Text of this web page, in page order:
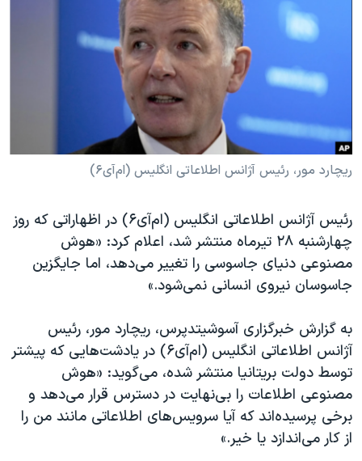
فرهنگ و زندگی
حقوق شهروندی
اقتصادی
اسرائیل در جنگ
مستندها
انتخابات ریاست جمهوری آمریکا ۲۰۲۴
حمله جمهوری اسلامی به اسرائیل
ورزش زنان در ایران
تریبونال مردمی آبان ۹۸
دادگاه حمید نوری
چهل سال گروگان‌گیری
اعتراضات مردمی آبان ۹۸
اسرائیل در جنگ
نرگس محمدی برنده جایزه نوبل صلح
همایش محافظه‌کاران آمریکا «سی‌پک»
دنبال کنید
زبانهای مختلف
ریچارد مور، رئیس آژانس اطلاعاتی انگلیس (ام‌آی۶)
رئیس آژانس اطلاعاتی انگلیس (ام‌آی۶) در اظهاراتی که روز
چهارشنبه ۲۸ تیرماه منتشر شد، اعلام کرد: «هوش
مصنوعی دنیای جاسوسی را تغییر می‌دهد، اما جایگزین
جاسوسان نیروی انسانی نمی‌شود.»
به گزارش خبرگزاری آسوشیتدپرس، ریچارد مور، رئیس
آژانس اطلاعاتی انگلیس (ام‌آی۶) در یادشت‌هایی که پیشتر
توسط دولت بریتانیا منتشر شده، می‌گوید: «هوش
مصنوعی اطلاعات را بی‌نهایت در دسترس‌ قرار می‌دهد و
برخی پرسیده‌اند که آیا سرویس‌های اطلاعاتی مانند من را
از کار می‌اندازد یا خیر.»